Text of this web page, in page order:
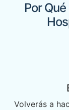
Por
Volverás a